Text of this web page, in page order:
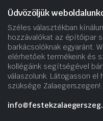
Üdvözöljük
Széles választékban
hozzávalókat az építőipar
barkácsolóknak egyaránt.
elérhetőek termékeink és
kollégáink segítségével
válaszolunk. Látogasson el
szüksége Zalaegerszegen!.